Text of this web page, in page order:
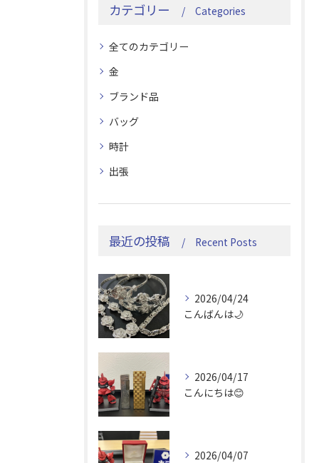
カテゴリー Categories
全てのカテゴリー
金
ブランド品
バッグ
時計
出張
最近の投稿 Recent Posts
2026/04/24
こんばんは🌙
2026/04/17
こんにちは😊
2026/04/07